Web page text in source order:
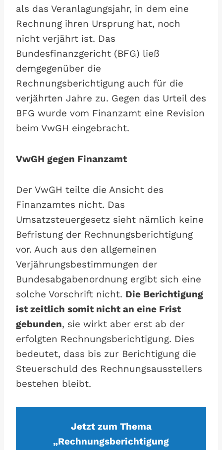
als das Veranlagungsjahr, in dem eine
Rechnung ihren Ursprung hat, noch
nicht verjährt ist. Das
Bundesfinanzgericht (BFG) ließ
demgegenüber die
Rechnungsberichtigung auch für die
verjährten Jahre zu. Gegen das Urteil des
BFG wurde vom Finanzamt eine Revision
beim VwGH eingebracht.
VwGH gegen Finanzamt
Der VwGH teilte die Ansicht des
Finanzamtes nicht. Das
Umsatzsteuergesetz sieht nämlich keine
Befristung der Rechnungsberichtigung
vor. Auch aus den allgemeinen
Verjährungsbestimmungen der
Bundesabgabenordnung ergibt sich eine
solche Vorschrift nicht. Die Berichtigung
ist zeitlich somit nicht an eine Frist
gebunden, sie wirkt aber erst ab der
erfolgten Rechnungsberichtigung. Dies
bedeutet, dass bis zur Berichtigung die
Steuerschuld des Rechnungsausstellers
bestehen bleibt.
Jetzt zum Thema
„Rechnungsberichtigung